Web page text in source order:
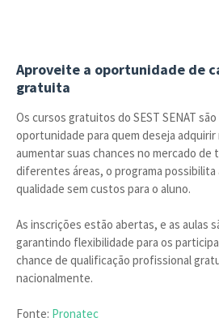
Aproveite a oportunidade de
gratuita
Os cursos gratuitos do SEST SENAT
oportunidade para quem deseja
aumentar suas chances no mercado de
diferentes áreas, o programa possibilita
qualidade sem custos para o aluno.
As inscrições estão abertas, e as aulas
garantindo flexibilidade para os
chance de qualificação profissional
nacionalmente.
Fonte: Pronatec